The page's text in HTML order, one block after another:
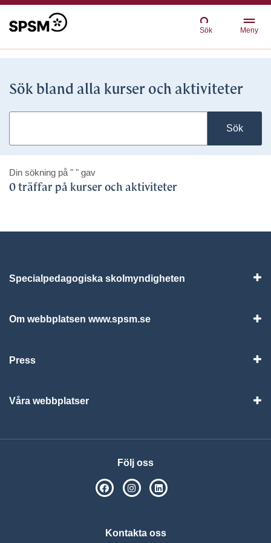
Sök Meny
Sök bland alla kurser och aktiviteter
Sök
Din sökning på " " gav
0 träffar på kurser och aktiviteter
Specialpedagogiska skolmyndigheten
Om webbplatsen www.spsm.se
Press
Våra webbplatser
Följ oss
SPSM på Facebook
SPSM på Instagram
Kontakta oss